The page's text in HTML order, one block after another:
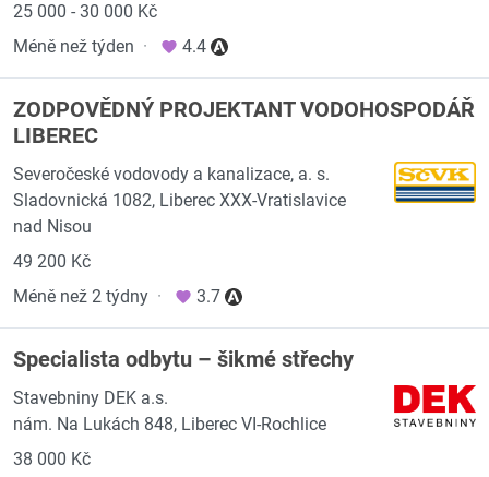
25 000 - 30 000 Kč
Méně než týden · 4.4
ZODPOVĚDNÝ PROJEKTANT VODOHOSPODÁŘ
LIBEREC
Severočeské vodovody a kanalizace, a. s.
Sladovnická 1082, Liberec XXX-Vratislavice
nad Nisou
49 200 Kč
Méně než 2 týdny · 3.7
Specialista odbytu – šikmé střechy
Stavebniny DEK a.s.
nám. Na Lukách 848, Liberec VI-Rochlice
38 000 Kč